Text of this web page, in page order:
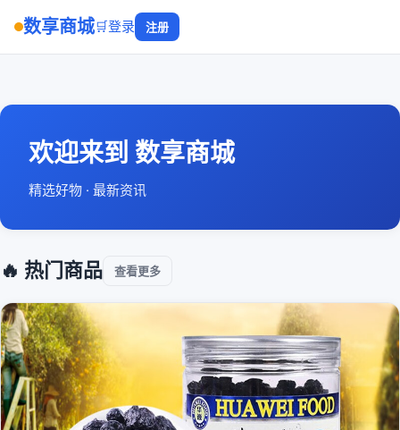
数享商城🛒登录 注册
欢迎来到 数享商城
精选好物 · 最新资讯
🔥 热门商品 查看更多